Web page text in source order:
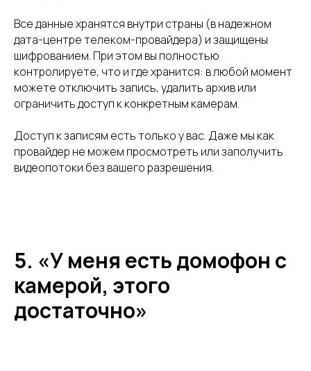
Все данные хранятся внутри страны (в надежном
дата-центре телеком-провайдера) и защищены
шифрованием. При этом вы полностью
контролируете, что и где хранится: в любой момент
можете отключить запись, удалить архив или
ограничить доступ к конкретным камерам.
Доступ к записям есть только у вас. Даже мы как
провайдер не можем просмотреть или заполучить
видеопотоки без вашего разрешения.
5. «У меня есть домофон с
камерой, этого
достаточно»